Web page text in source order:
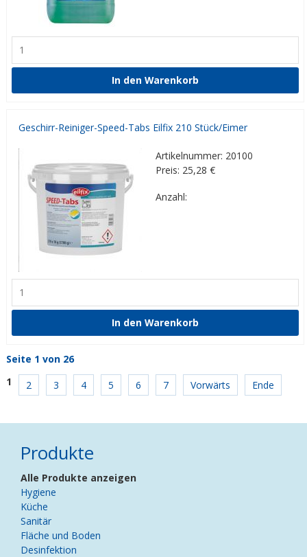
Geschirr-Reiniger-Speed-Tabs Eilfix 210 Stück/Eimer
Artikelnummer: 20100
Preis: 25,28 €
Anzahl:
Seite 1 von 26
1
2 3 4 5 6 7 Vorwärts Ende
Produkte
Navigation
überspringen
Alle Produkte anzeigen
Hygiene
Küche
Sanitär
Fläche und Boden
Desinfektion